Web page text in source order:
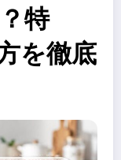
特
を徹底